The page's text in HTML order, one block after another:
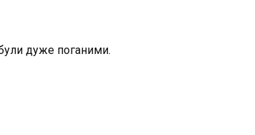
дуже поганими.